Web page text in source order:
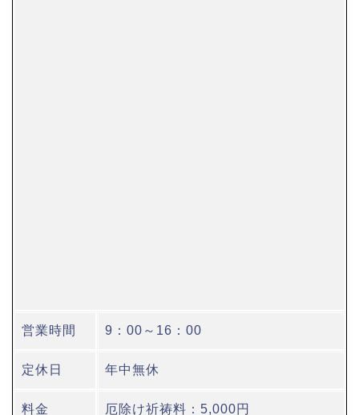
営業時間 9：00～16：00
定休日 年中無休
料金 厄除け祈祷料：5,000円